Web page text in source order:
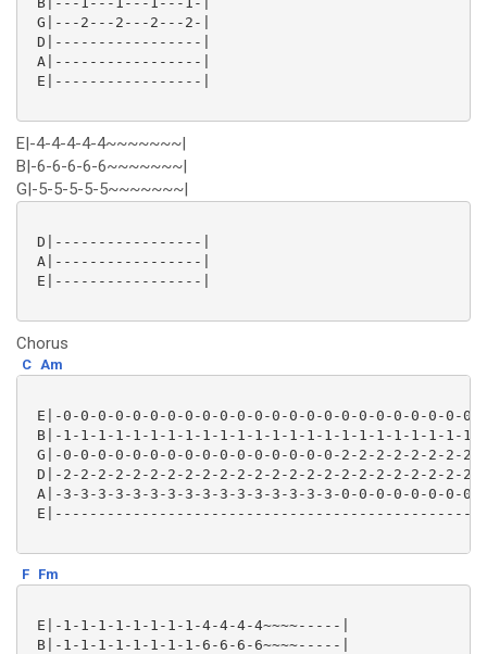
G|---2---2---2---2-|
D|-----------------|
A|-----------------|
E|-----------------|
E|-4-4-4-4-4~~~~~~~|
B|-6-6-6-6-6~~~~~~~|
G|-5-5-5-5-5~~~~~~~|
D|-----------------|
A|-----------------|
E|-----------------|
Chorus
C Am
E|-0-0-0-0-0-0-0-0-0-0-0-0-0-0-0-0-0-0-0-0-0-0-0-
B|-1-1-1-1-1-1-1-1-1-1-1-1-1-1-1-1-1-1-1-1-1-1-1-
G|-0-0-0-0-0-0-0-0-0-0-0-0-0-0-0-0-2-2-2-2-2-2-2-
D|-2-2-2-2-2-2-2-2-2-2-2-2-2-2-2-2-2-2-2-2-2-2-2-
A|-3-3-3-3-3-3-3-3-3-3-3-3-3-3-3-3-0-0-0-0-0-0-0-
F Fm
E|-1-1-1-1-1-1-1-1-4-4-4-4~~~~-----|
B|-1-1-1-1-1-1-1-1-6-6-6-6~~~~-----|